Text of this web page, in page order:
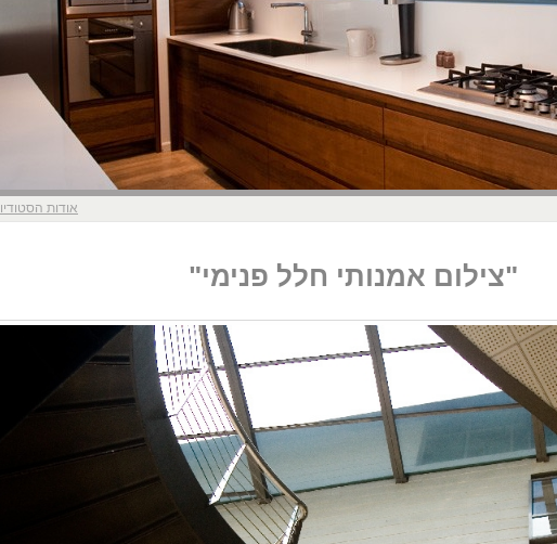
אודות הסטודיו
"צילום אמנותי חלל פנימי"